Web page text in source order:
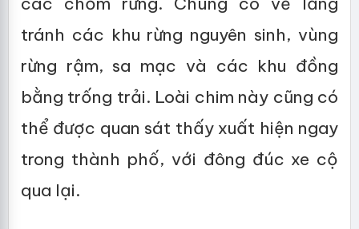
tránh các khu rừng nguyên sinh, vùng
rừng rậm, sa mạc và các khu đồng
bằng trống trải. Loài chim này cũng có
thể được quan sát thấy xuất hiện ngay
trong thành phố, với đông đúc xe cộ
qua lại.